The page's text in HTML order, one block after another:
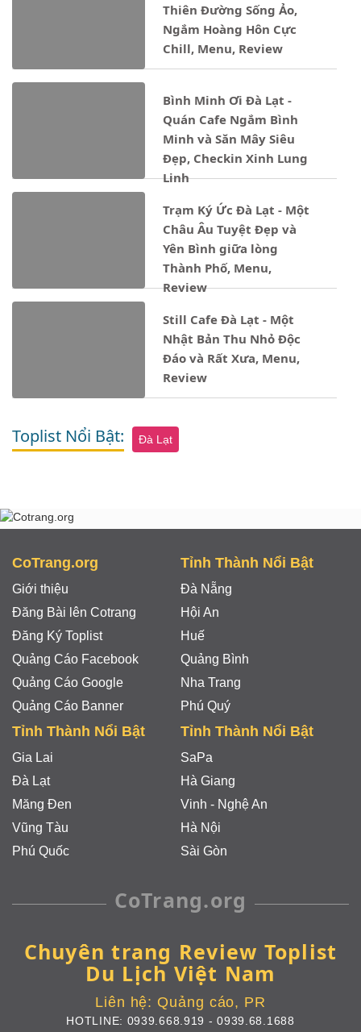
Thiên Đường Sống Ảo,
Ngắm Hoàng Hôn Cực
Chill, Menu, Review
Bình Minh Ơi Đà Lạt -
Quán Cafe Ngắm Bình
Minh và Săn Mây Siêu
Đẹp, Checkin Xinh Lung
Linh
Trạm Ký Ức Đà Lạt - Một
Châu Âu Tuyệt Đẹp và
Yên Bình giữa lòng
Thành Phố, Menu,
Review
Still Cafe Đà Lạt - Một
Nhật Bản Thu Nhỏ Độc
Đáo và Rất Xưa, Menu,
Review
Toplist Nổi Bật: Đà Lạt
CoTrang.org
Giới thiệu
Đăng Bài lên Cotrang
Đăng Ký Toplist
Quảng Cáo Facebook
Quảng Cáo Google
Quảng Cáo Banner
Tỉnh Thành Nổi Bật
Đà Nẵng
Hội An
Huế
Quảng Bình
Nha Trang
Phú Quý
Tỉnh Thành Nổi Bật
Gia Lai
Đà Lạt
Măng Đen
Vũng Tàu
Phú Quốc
Tỉnh Thành Nổi Bật
SaPa
Hà Giang
Vinh - Nghệ An
Hà Nội
Sài Gòn
CoTrang.org
Chuyên trang Review Toplist
Du Lịch Việt Nam
Liên hệ: Quảng cáo, PR
HOTLINE: 0939.668.919 -0939.68.1688